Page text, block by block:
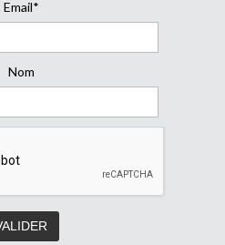
Email*
Nom